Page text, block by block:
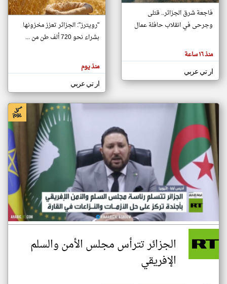
تغيير الدولة
اخبار الجزائر على مدار الساعة
أهم اخبار الجزائر العاجلة والمباشرة
المقالات
الموجوده
هنا عن
وجهة
نظر
كاتبيها.
فاجعة شرق الجزائر.. قتلى
وجرحى في انقلاب حافلة عمال
منذ ١٦ ساعة
ار تي عربي
"رويترز": الجزائر تعزز مخزونها
بشراء نحو 720 ألف طن من ...
منذ يوم
ار تي عربي
الجزائر تترأس مجلس الأمن والسلم
الإفريقي
klyoum.com